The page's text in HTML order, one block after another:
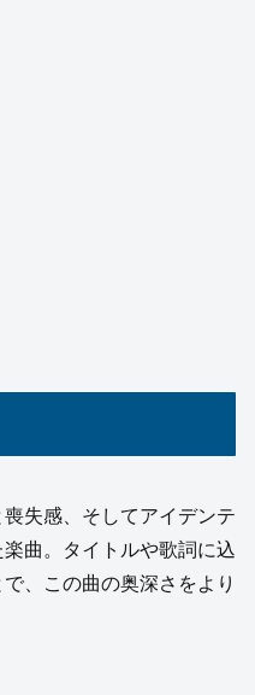
喪失感、そしてアイデンテ
曲。タイトルや歌詞に込
、この曲の奥深さをより